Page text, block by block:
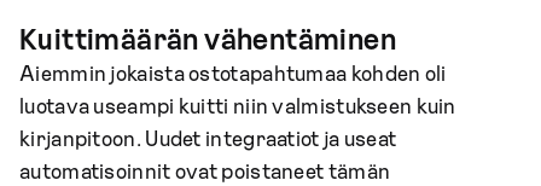
Kuittimäärän vähentäminen
Aiemmin jokaista ostotapahtumaa kohden oli
luotava useampi kuitti niin valmistukseen kuin
kirjanpitoon. Uudet integraatiot ja useat
automatisoinnit ovat poistaneet tämän